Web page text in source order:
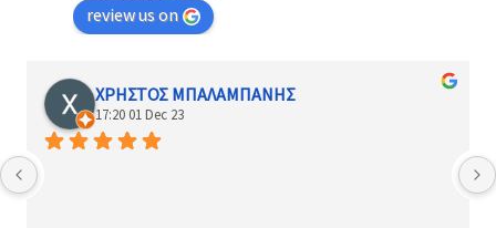
review us on
ΧΡΗΣΤΟΣ ΜΠΑΛΑΜΠΑΝΗΣ
17:20 01 Dec 23